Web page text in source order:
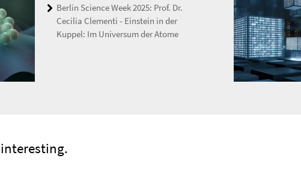
Berlin Science Week 2025: Prof. Dr.
Cecilia Clementi - Einstein in der
Kuppel: Im Universum der Atome